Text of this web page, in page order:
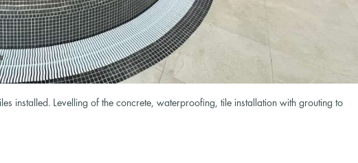
installed. Levelling of the concrete, waterproofing, tile installation with grouting to